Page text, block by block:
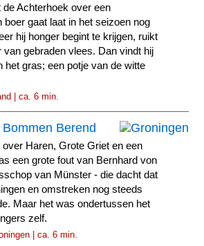
Achterhoek over een
boer gaat laat in het seizoen nog
hij honger begint te krijgen, ruikt
van gebraden vlees. Dan vindt hij
het gras; een potje van de witte
| ca. 6 min.
Berend
Haren, Grote Griet en een
een grote fout van Bernhard von
van Münster - die dacht dat
en omstreken nog steeds
Maar het was ondertussen het
zelf.
| ca. 6 min.